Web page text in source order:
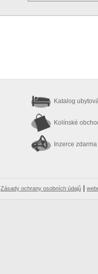
Katalog
Kolínské
Inzerce zdarma
Zásady ochrany osobních údajů